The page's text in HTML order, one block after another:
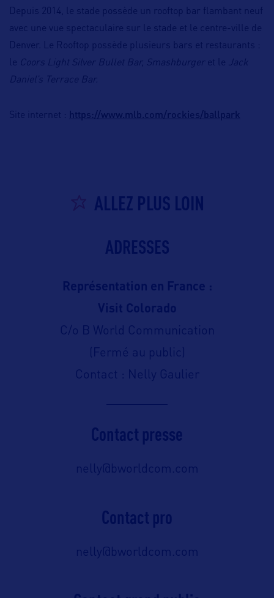
Depuis 2014, le stade possède un rooftop bar flambant neuf
avec une vue spectaculaire sur le stade et le centre-ville de
Denver. Le Rooftop possède plusieurs bars et restaurants :
le Coors Light Silver Bullet Bar, Smashburger et le Jack
Daniel’s Terrace Bar.
Site internet : https://www.mlb.com/rockies/ballpark
ALLEZ PLUS LOIN
ADRESSES
Représentation en France :
Visit Colorado
C/o B World Communication
(Fermé au public)
Contact : Nelly Gaulier
Contact presse
nelly@bworldcom.com
Contact pro
nelly@bworldcom.com